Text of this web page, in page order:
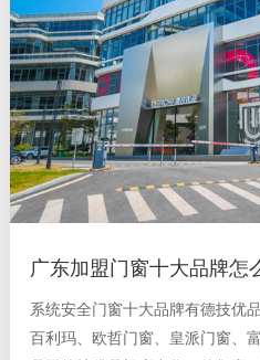
广东加盟门窗十大品牌怎
系统安全门窗十大品牌有德技优
百利玛、欧哲门窗、皇派门窗、